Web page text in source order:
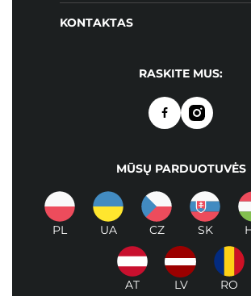
KONTAKTAS
RASKITE MUS:
MŪSŲ PARDUOTUVĖS
PL UA CZ SK
AT LV RO